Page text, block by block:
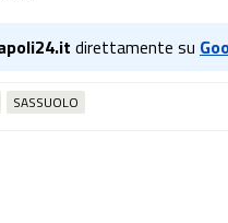
direttamente su
SASSUOLO